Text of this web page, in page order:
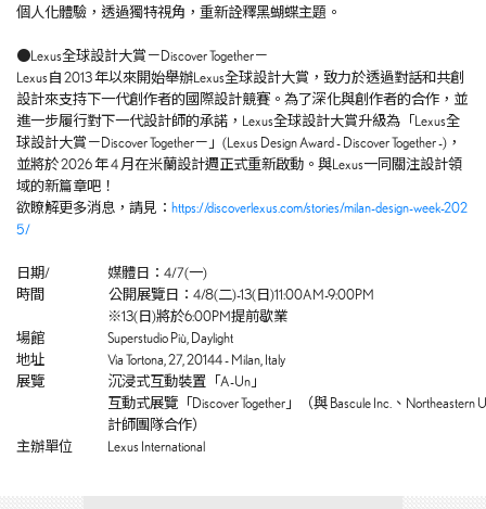
個人化體驗，透過獨特視角，重新詮釋黑蝴蝶主題。
●Lexus全球設計大賞－Discover Together－
Lexus自 2013 年以來開始舉辦Lexus全球設計大賞，致力於透過對話和共創
設計來支持下一代創作者的國際設計競賽。為了深化與創作者的合作，並
進一步履行對下一代設計師的承諾，Lexus全球設計大賞升級為「Lexus全
球設計大賞－Discover Together－」(Lexus Design Award - Discover Together -)，
並將於 2026 年 4 月在米蘭設計週正式重新啟動。與Lexus一同關注設計領
域的新篇章吧！
欲瞭解更多消息，請見： https://discoverlexus.com/stories/milan-design-week-202
5/
日期/
時間
媒體日：4/7(一)
公開展覽日：4/8(二)-13(日)11:00AM-9:00PM
※13(日)將於6:00PM提前歇業
場館
Superstudio Più, Daylight
地址
Via Tortona, 27, 20144 - Milan, Italy
展覽
沉浸式互動裝置「A-Un」
互動式展覽「Discover Together」（與 Bascule Inc.、Northeastern
計師團隊合作）
主辦單位
Lexus International